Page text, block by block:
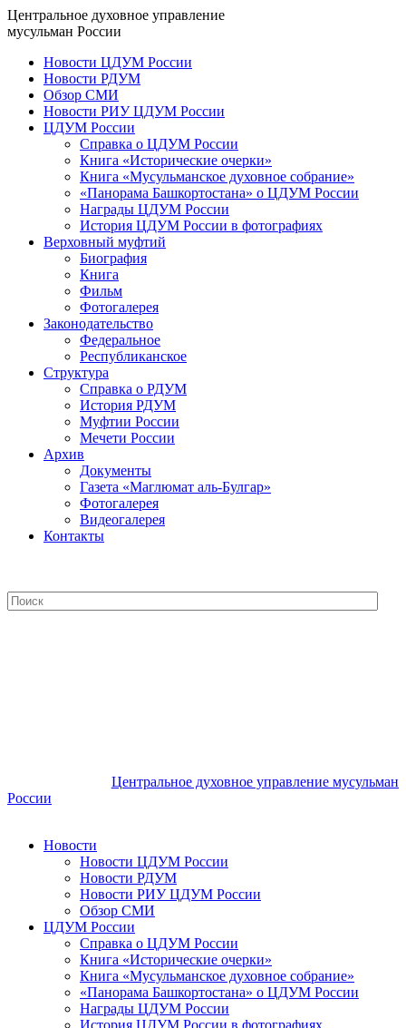
Центральное духовное управление
мусульман России
Новости ЦДУМ России
Новости РДУМ
Обзор СМИ
Новости РИУ ЦДУМ России
ЦДУМ России
Справка о ЦДУМ России
Книга «Исторические очерки»
Книга «Мусульманское духовное собрание»
«Панорама Башкортостана» о ЦДУМ России
Награды ЦДУМ России
История ЦДУМ России в фотографиях
Верховный муфтий
Биография
Книга
Фильм
Фотогалерея
Законодательство
Федеральное
Республиканское
Структура
Справка о РДУМ
История РДУМ
Муфтии России
Мечети России
Архив
Документы
Газета «Маглюмат аль-Булгар»
Фотогалерея
Видеогалерея
Контакты
Центральное духовное управление мусульман
России
Новости
Новости ЦДУМ России
Новости РДУМ
Новости РИУ ЦДУМ России
Обзор СМИ
ЦДУМ России
Справка о ЦДУМ России
Книга «Исторические очерки»
Книга «Мусульманское духовное собрание»
«Панорама Башкортостана» о ЦДУМ России
Награды ЦДУМ России
История ЦДУМ России в фотографиях